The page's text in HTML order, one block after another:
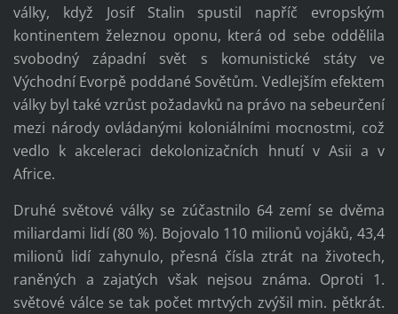
války, když Josif Stalin spustil napříč evropským
kontinentem železnou oponu, která od sebe oddělila
svobodný západní svět s komunistické státy ve
Východní Evorpě poddané Sovětům. Vedlejším efektem
války byl také vzrůst požadavků na právo na sebeurčení
mezi národy ovládanými koloniálními mocnostmi, což
vedlo k akceleraci dekolonizačních hnutí v Asii a v
Africe.
Druhé světové války se zúčastnilo 64 zemí se dvěma
miliardami lidí (80 %). Bojovalo 110 milionů vojáků, 43,4
milionů lidí zahynulo, přesná čísla ztrát na životech,
raněných a zajatých však nejsou známa. Oproti 1.
světové válce se tak počet mrtvých zvýšil min. pětkrát.